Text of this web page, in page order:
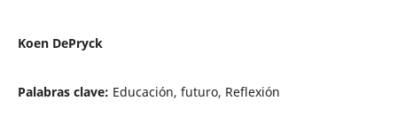
Koen DePryck
Palabras clave: Educación, futuro, Reflexión